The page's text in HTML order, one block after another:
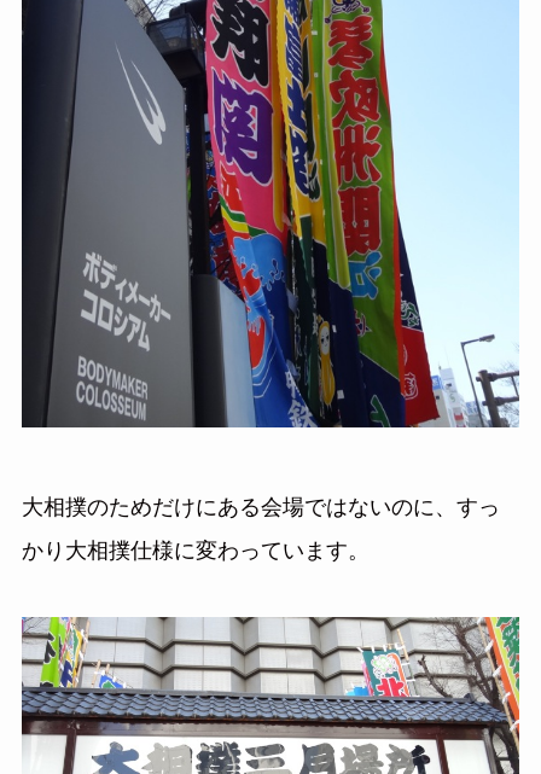
大相撲のためだけにある会場ではないのに、すっ
かり大相撲仕様に変わっています。